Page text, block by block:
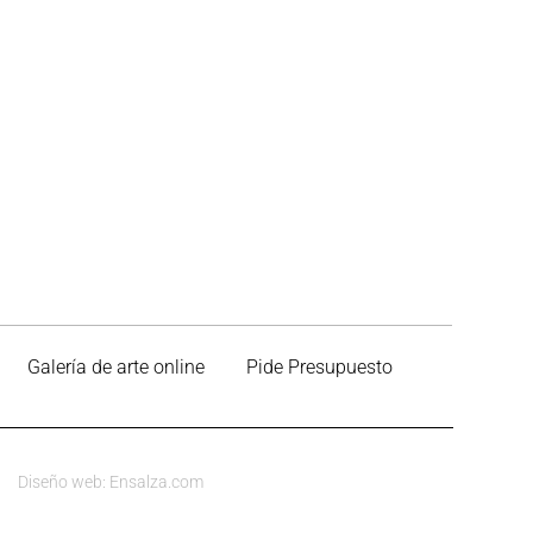
Galería de arte online Pide Presupuesto
Diseño web: Ensalza.com